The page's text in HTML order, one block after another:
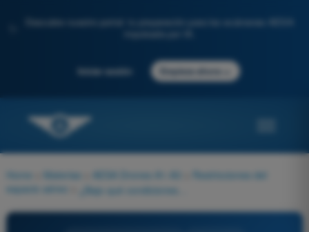
Descubre nuestro portal: tu preparación para los exámenes AESA
Iniciar sesión Empieza ahora
Home Materias AESA Drones A1-A3
Restricciones del
espacio aéreo